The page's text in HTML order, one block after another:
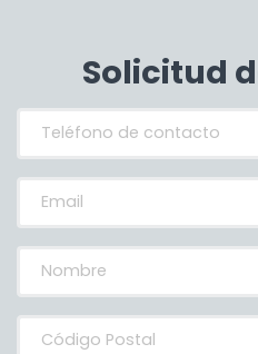
Solicitud